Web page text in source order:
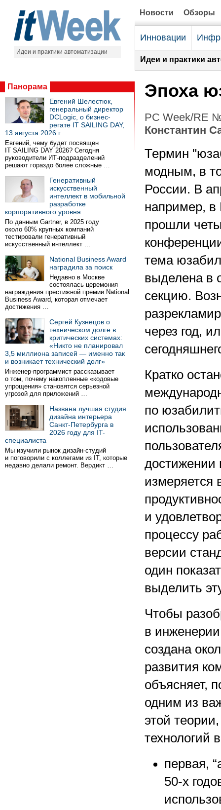
Идеи и практики автоматизации
Новости Обзоры
Инновации
Идеи и практики
Панорама
Евгений Шелестюк,
генеральный директор
DCLogic, о бизнес-
регате IT SAILING DAY,
13 августа 2026 г.
Евгений, чему будет посвящен
IT SAILING DAY 2026? Сегодня
руководители ИТ-подразделений
решают гораздо более сложные …
Генеративный
искусственный
интеллект в мобильной
разработке
корпоративного уровня
По данным Gartner, в 2025 году
около 60% крупных компаний
тестировали генеративный
искусственный интеллект …
National Business Award
наградила за поиск
Недавно в Москве
состоялась церемония
награждения престижной премии National
Business Award, которая отмечает
достижения …
Сергей Кузнецов о
техническом долге в
критических системах:
«Никто не планировал
3,5 миллиона записей — именно так
и возникает технический долг»
Инженер-программист рассказывает
о том, почему накопленные «кодовые
упрощения» становятся серьезной
угрозой для приложений …
Названа лучшая студия
дизайна интерьера
Санкт-Петербурга в
2026 году для IT-
специалиста
Мы изучили рынок дизайн-студий
и поговорили с коллегами из IT, которые
недавно делали ремонт. Вердикт …
Эпоха
PC Week/RE
Константин
Термин
модным, в
России. В
например, в
прошли
тема
выделена в
секцию.
через год,
Кратко
по
достижении
измеряется
и
процессу
версии
один
выделить
Чтобы
в
создана
развития
объясняет,
одним из
этой
технологий
первая,
50-х